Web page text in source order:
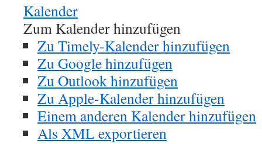
Kalender
Zum Kalender hinzufügen
Zu Timely-Kalender hinzufügen
Zu Google hinzufügen
Zu Outlook hinzufügen
Zu Apple-Kalender hinzufügen
Einem anderen Kalender hinzufügen
Als XML exportieren